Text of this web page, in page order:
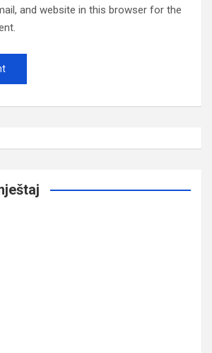
and website in this browser for the